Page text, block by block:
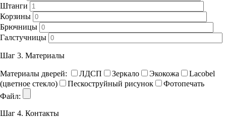
Штанги
Корзины
Брючницы
Галстучницы
Шаг 3. Материалы
Материалы дверей: ЛДСП Зеркало Экокожа
Lacobel
(цветное стекло)
Пескоструйный рисунок
Фотопечать
Файл:
Шаг 4. Контакты